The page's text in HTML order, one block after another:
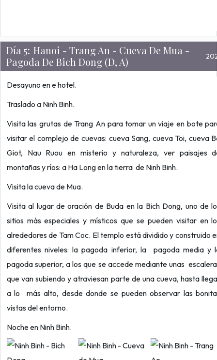
Día 5: Hanoi - Trang An - Cueva De Mua -
Pagoda De Bich Dong (D, A)
Desayuno en e hotel.
Traslado a Ninh Binh.
Visita las grutas de Trang An para tomar un viaje en bote
visitar el complejo de cuevas: cueva Sang, cueva Toi, cueva
Giot, Nau Ruou en misterio y naturaleza, ver paisajes
montañas y ríos: a Ha Long en la tierra de Ninh Binh.
Visita la cueva de Mua.
Visita al lugar de oración de Buda en la Bich Dong, uno de
sitios más especiales y místicos que se pueden visitar en
alrededores de Tam Coc. El templo está dividido y construido
diferentes niveles: la pagoda inferior, la pagoda media y
pagoda superior, a los que se accede mediante unas
que van subiendo y atraviesan parte de una cueva, hasta
a lo más alto, desde donde se pueden observar las
vistas del entorno.
Noche en Ninh Binh.